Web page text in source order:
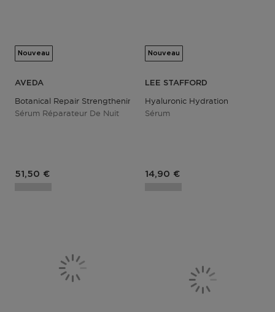
Nouveau
AVEDA
Botanical Repair Strengthening Overnight Serum
Sérum Réparateur De Nuit
Prix du produit
51,50 €
Nouveau
LEE STAFFORD
Hyaluronic Hydration
Sérum
Prix du produit
14,90 €